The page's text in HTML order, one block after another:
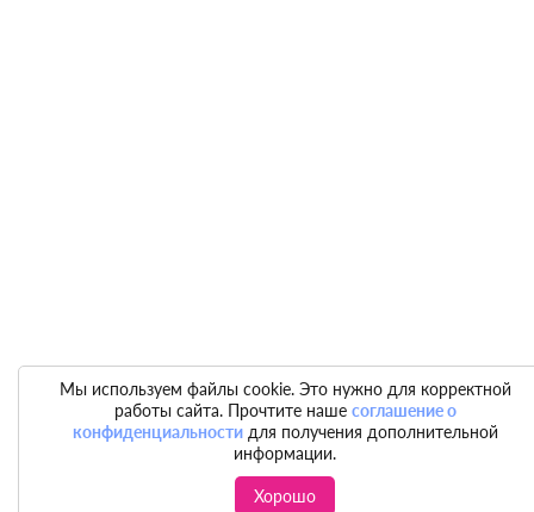
Мы используем файлы cookie. Это нужно для корректной
работы сайта. Прочтите наше соглашение о
конфиденциальностидля получения дополнительной
информации.
Хорошо